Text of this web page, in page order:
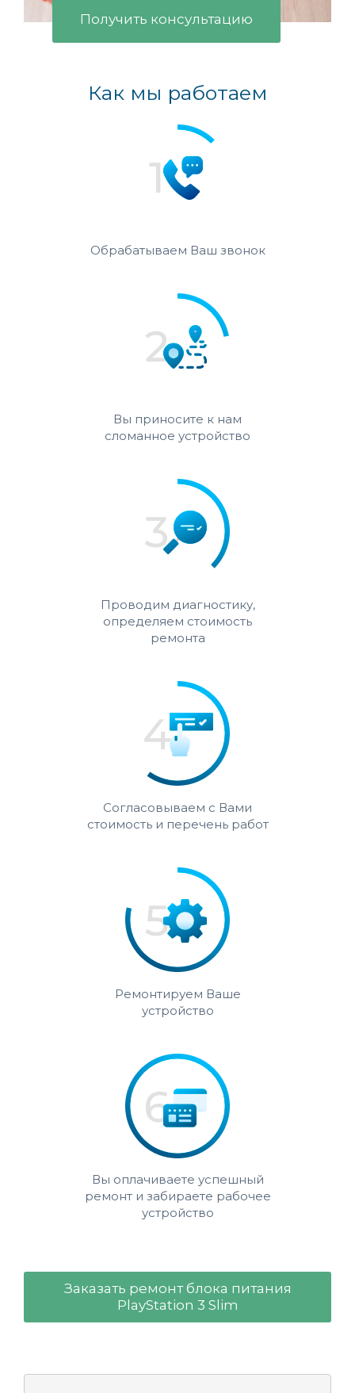
Получить консультацию
Как мы работаем
Обрабатываем Ваш звонок
Вы приносите к нам
сломанное устройство
Проводим диагностику,
определяем стоимость
ремонта
Согласовываем с Вами
стоимость и перечень работ
Ремонтируем Ваше
устройство
Вы оплачиваете успешный
ремонт и забираете рабочее
устройство
Заказать ремонт блока питания
PlayStation 3 Slim